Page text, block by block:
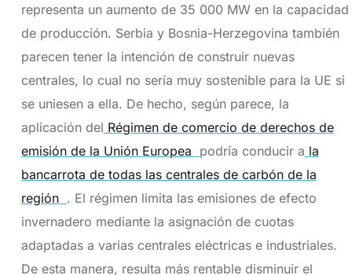
representa un aumento de 35 000 MW en la capacidad
de producción. Serbia y Bosnia-Herzegovina también
parecen tener la intención de construir nuevas
centrales, lo cual no sería muy sostenible para la UE si
se uniesen a ella. De hecho, según parece, la
aplicación del Régimen de comercio de derechos de
emisión de la Unión Europea podría conducir a la
bancarrota de todas las centrales de carbón de la
región . El régimen limita las emisiones de efecto
invernadero mediante la asignación de cuotas
adaptadas a varias centrales eléctricas e industriales.
De esta manera, resulta más rentable disminuir el